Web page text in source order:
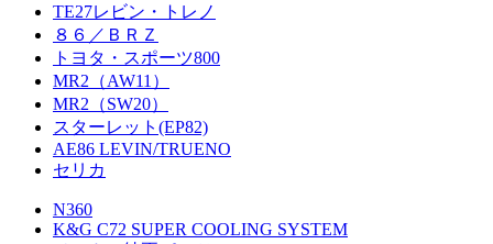
TE27レビン・トレノ
８６／ＢＲＺ
トヨタ・スポーツ800
MR2（AW11）
MR2（SW20）
スターレット(EP82)
AE86 LEVIN/TRUENO
セリカ
N360
K&G C72 SUPER COOLING SYSTEM